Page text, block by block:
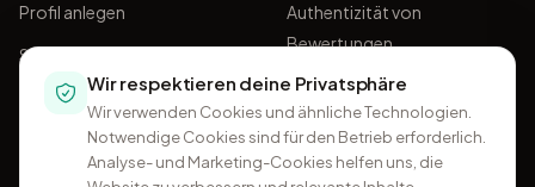
Profil anlegen
Sponsoring
Authentizität von
Bewertungen
AGB
Wir respektieren deine Privatsphäre
Wir verwenden Cookies und ähnliche Technologien.
Notwendige Cookies sind für den Betrieb erforderlich.
Analyse- und Marketing-Cookies helfen uns, die